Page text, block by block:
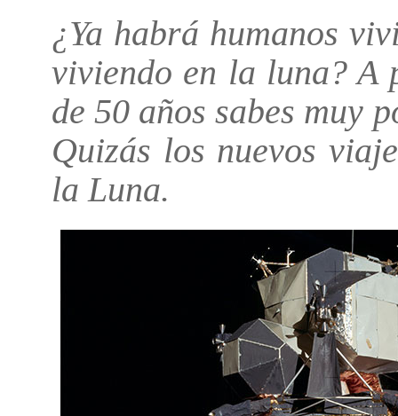
¿Ya habrá humanos
viviendo en la luna? A
de 50 años sabes muy
Quizás los nuevos
la Luna.